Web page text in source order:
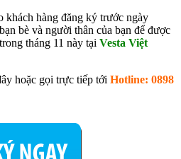
khách hàng đăng ký trước ngày
bè và người thân của bạn để được
tháng 11 này tại Vesta Việt
hoặc gọi trực tiếp tới Hotline: 0898